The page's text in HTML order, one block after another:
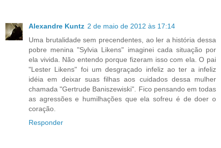
Alexandre Kuntz 2 de maio de 2012 às 17:14
Uma brutalidade sem precendentes, ao ler a história dessa
pobre menina "Sylvia Likens" imaginei cada situação por
ela vivida. Não entendo porque fizeram isso com ela. O pai
"Lester Likens" foi um desgraçado infeliz ao ter a infeliz
idéia em deixar suas filhas aos cuidados dessa mulher
chamada "Gertrude Baniszewiski". Fico pensando em todas
as agressões e humilhações que ela sofreu é de doer o
coração.
Responder